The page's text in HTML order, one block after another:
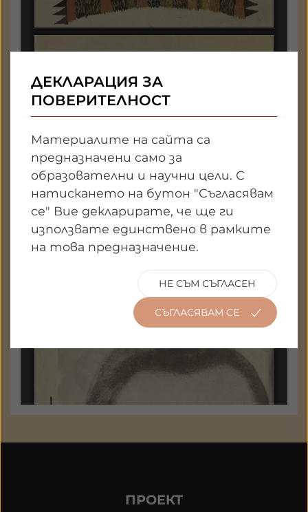
ПРОЕКТ
ДЕКЛАРАЦИЯ ЗА
ПОВЕРИТЕЛНОСТ
Материалите на сайта са
предназначени само за
образователни и научни цели. С
натискането на бутон "Съгласявам
се" Вие декларирате, че ще ги
използвате единствено в рамките
на това предназначение.
НЕ СЪМ СЪГЛАСЕН
СЪГЛАСЯВАМ СЕ